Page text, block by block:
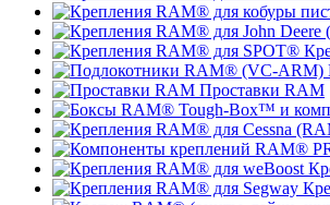
Проставки RAM